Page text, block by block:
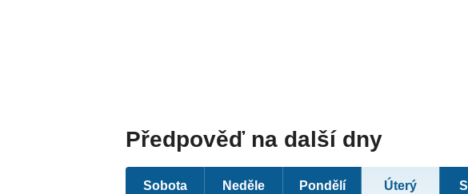
Předpověď na další dny
Sobota Neděle Pondělí Úterý